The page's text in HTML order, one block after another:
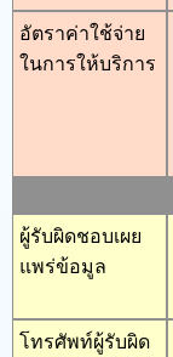
อัตราค่าใช้จ่าย
ในการให้บริการ
ผู้รับผิดชอบเผย
แพร่ข้อมูล
โทรศัพท์ผู้รับผิด